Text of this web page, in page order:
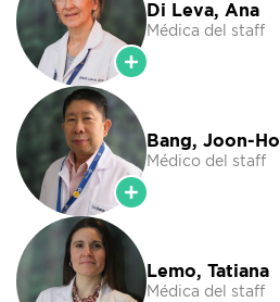
Di Leva, Ana
Médica del staff
Bang, Joon-Ho
Médico del staff
Lemo, Tatiana
Médica del staff